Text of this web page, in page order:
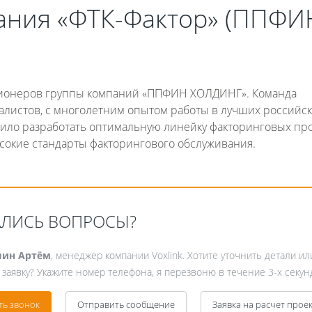
«ФТК-Фактор»
группы компаний «ППФИН ХОЛДИНГ». Команда
с многолетним опытом работы в лучших
разработать оптимальную линейку факторинговых
стандарты факторингового обслуживания.
ВОПРОСЫ?
Артём, менеджер компании Voxlink. Хотите уточнить детали
заявку? Укажите номер телефона, я перезвоню в течение 3-х
звонок Отправить сообщение Заявка на расчет
2 990